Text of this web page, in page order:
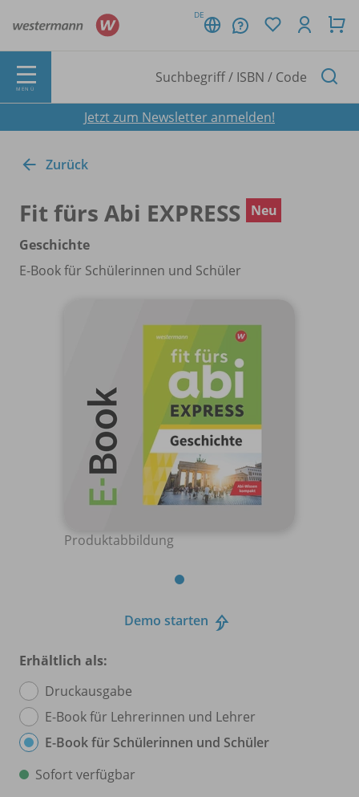
DE
MENÜ
Jetzt zum Newsletter anmelden!
Zurück
Fit fürs Abi EXPRESS
Neu
Geschichte
E-Book für Schülerinnen und Schüler
Produktabbildung
Demo starten
Erhältlich als:
Druckausgabe
E-Book für Lehrerinnen und Lehrer
E-Book für Schülerinnen und Schüler
Sofort verfügbar